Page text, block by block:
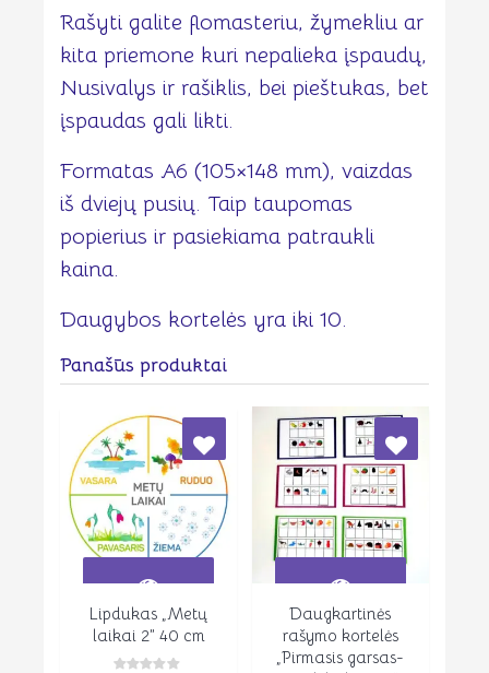
Rašyti galite flomasteriu, žymekliu ar
kita priemone kuri nepalieka įspaudų,
Nusivalys ir rašiklis, bei pieštukas, bet
įspaudas gali likti.
Formatas A6 (105×148 mm), vaizdas
iš dviejų pusių. Taip taupomas
popierius ir pasiekiama patraukli
kaina.
Daugybos kortelės yra iki 10.
Panašūs produktai
Peržiūrėti
Lipdukas „Metų
laikai 2” 40 cm
Peržiūrėti
Daugkartinės
rašymo kortelės
„Pirmasis garsas-